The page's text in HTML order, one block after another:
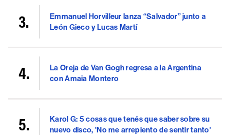
Emmanuel Horvilleur lanza “Salvador” junto a
León Gieco y Lucas Martí
La Oreja de Van Gogh regresa a la Argentina
con Amaia Montero
Karol G: 5 cosas que tenés que saber sobre su
nuevo disco, 'No me arrepiento de sentir tanto'